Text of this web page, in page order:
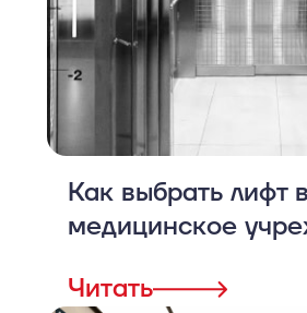
Как выбрать лифт в
медицинское
Читать